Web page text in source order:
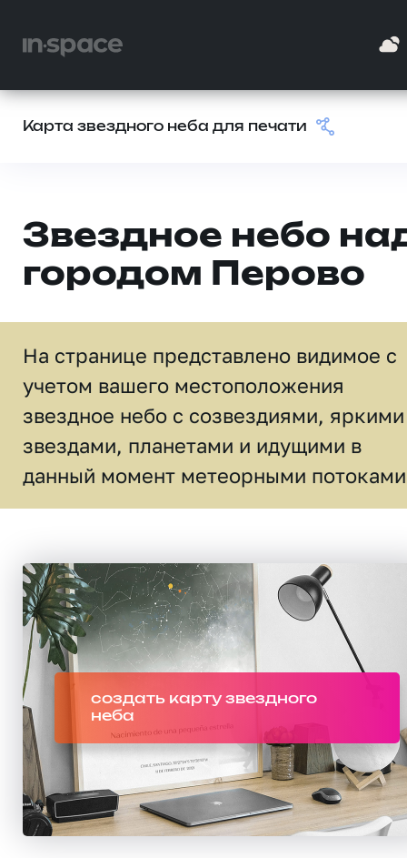
Карта звездного неба для печати
Звездное небо
городом Перово
На странице представлено видимое c
учетом вашего местоположения
звездное небо c созвездиями, яркими
звездами, планетами и идущими в
данный момент метеорными
создать карту звездного
неба